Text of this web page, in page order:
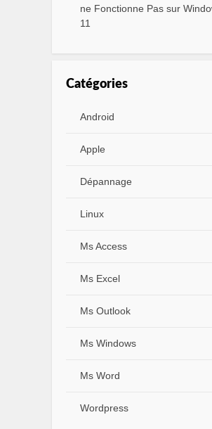
ne Fonctionne Pas sur
11
Catégories
Android
Apple
Dépannage
Linux
Ms Access
Ms Excel
Ms Outlook
Ms Windows
Ms Word
Wordpress